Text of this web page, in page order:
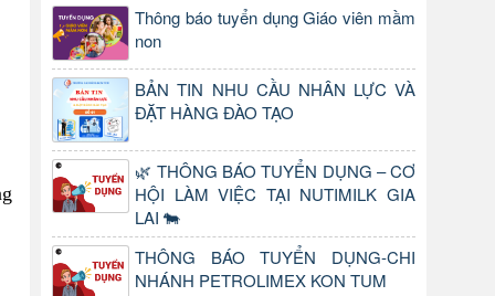
Thông báo tuyển dụng Giáo viên mầm
non
BẢN TIN NHU CẦU NHÂN LỰC VÀ
ĐẶT HÀNG ĐÀO TẠO
🌿 THÔNG BÁO TUYỂN DỤNG – CƠ
HỘI LÀM VIỆC TẠI NUTIMILK GIA
LAI 🐄
THÔNG BÁO TUYỂN DỤNG-CHI
NHÁNH PETROLIMEX KON TUM